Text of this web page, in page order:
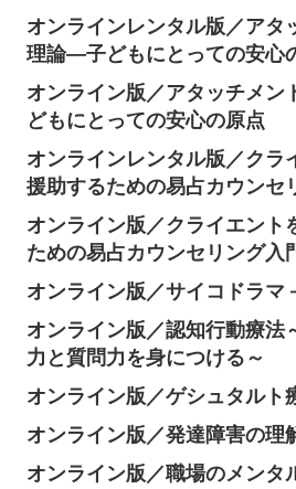
オンラインレンタル版／アタ
理論―子どもにとっての安心
オンライン版／アタッチメ
どもにとっての安心の原点
オンラインレンタル版／クラ
援助するための易占カウンセ
オンライン版／クライエント
ための易占カウンセリング入
オンライン版／サイコドラマ
オンライン版／認知行動療法
力と質問力を身につける～
オンライン版／ゲシュタルト
オンライン版／発達障害の理
オンライン版／職場のメンタ